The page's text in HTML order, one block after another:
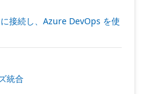
接続し、Azure DevOps を使
統合